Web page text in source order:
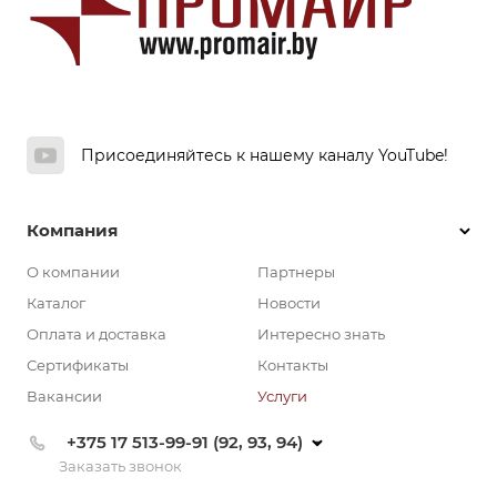
Присоединяйтесь к нашему каналу YouTube!
Компания
О компании
Каталог
Оплата и доставка
Сертификаты
Вакансии
Партнеры
Новости
Интересно знать
Контакты
Услуги
+375 17 513-99-91 (92, 93, 94)
Заказать звонок